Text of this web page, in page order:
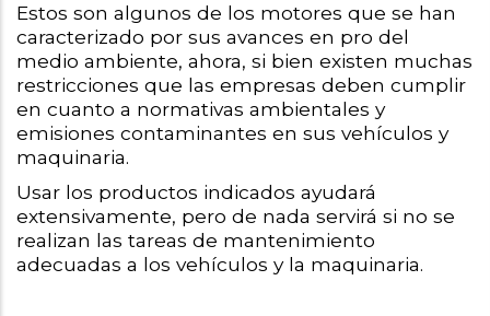
Estos son algunos de los motores que se han
caracterizado por sus avances en pro del
medio ambiente, ahora, si bien existen muchas
restricciones que las empresas deben cumplir
en cuanto a normativas ambientales y
emisiones contaminantes en sus vehículos y
maquinaria.
Usar los productos indicados ayudará
extensivamente, pero de nada servirá si no se
realizan las tareas de mantenimiento
adecuadas a los vehículos y la maquinaria.